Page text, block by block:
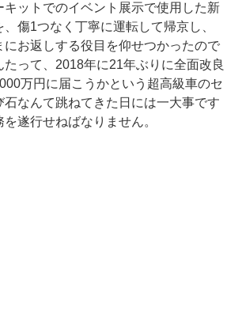
キットでのイベント展示で使用した新
傷1つなく丁寧に運転して帰京し、
にお返しする役目を仰せつかったので
たって、2018年に21年ぶりに全面改良
万円に届こうかという超高級車のセ
石なんて跳ねてきた日には一大事です
遂行せねばなりません。